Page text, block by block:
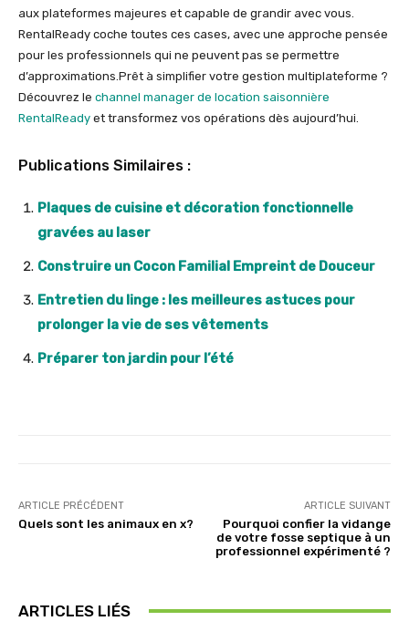
aux plateformes majeures et capable de grandir avec vous.
RentalReady coche toutes ces cases, avec une approche pensée
pour les professionnels qui ne peuvent pas se permettre
d’approximations.Prêt à simplifier votre gestion multiplateforme ?
Découvrez le channel manager de location saisonnière
RentalReady et transformez vos opérations dès aujourd’hui.
Publications Similaires :
Plaques de cuisine et décoration fonctionnelle
gravées au laser
Construire un Cocon Familial Empreint de Douceur
Entretien du linge : les meilleures astuces pour
prolonger la vie de ses vêtements
Préparer ton jardin pour l’été
ARTICLE PRÉCÉDENT
Quels sont les animaux en x?
ARTICLE SUIVANT
Pourquoi confier la vidange
de votre fosse septique à un
professionnel expérimenté ?
ARTICLES LIÉS